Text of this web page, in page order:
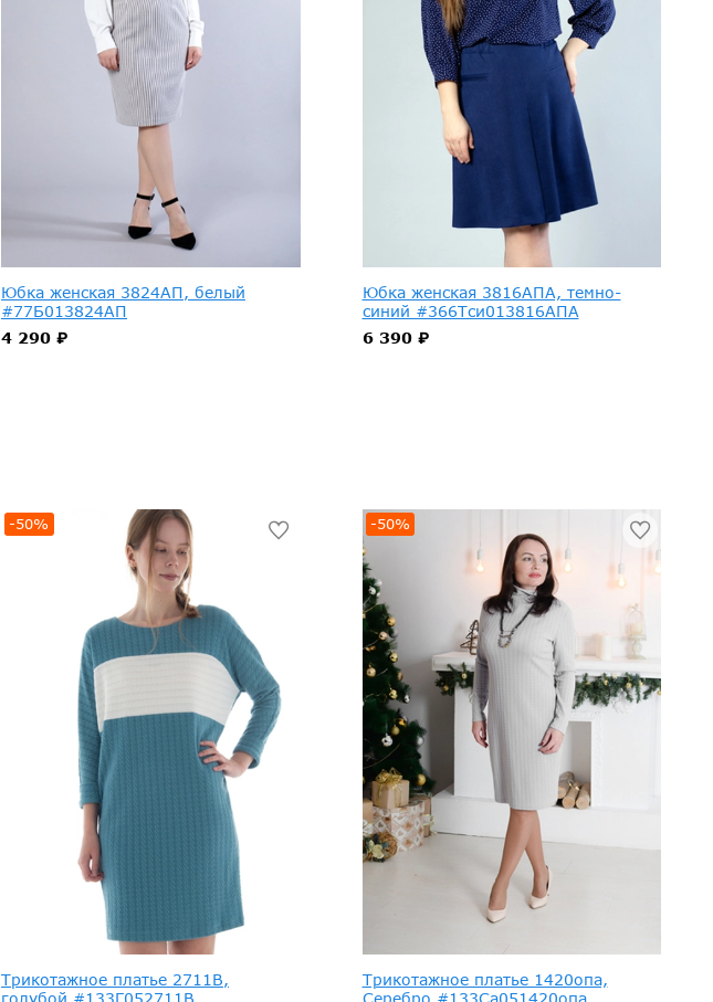
Юбка женская 3824АП, белый
#77Б013824АП
4 290 ₽
Юбка женская 3816АПА, темно-
синий #366Тси013816АПА
6 390 ₽
-50%
Трикотажное платье 2711В,
-50%
Трикотажное платье 1420опа,